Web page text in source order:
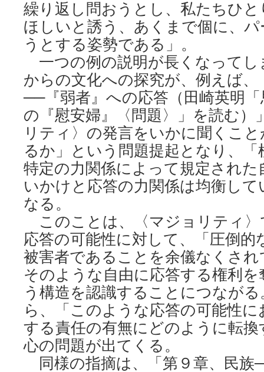
繰り返し問おうとし、私たちひ
ほしいと誘う、あくまで個に、
うとする姿勢である」。
一つの例の説明が長くなってし
からの文化への探究が、例えば、
──『弱者』への応答（田崎英明
の『慰安婦』〈問題〉」を読む）
リティ〉の発言をいかに聞くこ
るか」という問題提起となり、
特定の力関係によって規定された
いかけと応答の力関係は均衡し
なる。
このことは、〈マジョリティ〉
応答の可能性に対して、「圧倒的
被害者であることを余儀なくさ
そのような自由に応答する権利
う構造を認識することにつなが
ら、「このような応答の可能性
する責任の有無にどのように転
心の問題が出てくる。
同様の指摘は、「第９章、民族